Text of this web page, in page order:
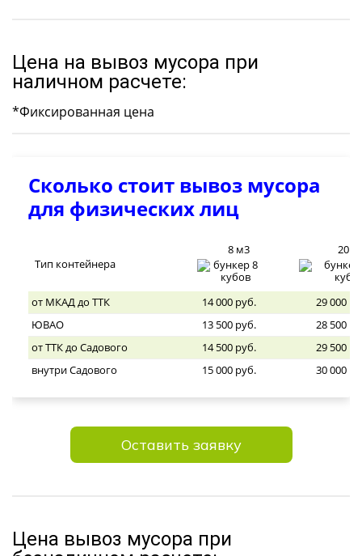
Цена на вывоз мусора при
наличном расчете:
*Фиксированная цена
Сколько стоит вывоз мусора
для физических лиц
Тип контейнера
8 м3 20
от МКАД до ТТК 14 000 руб.
29 000
ЮВАО
13 500 руб.
28 500
от ТТК до Садового
14 500 руб.
29 500
внутри Садового
15 000 руб. 30 000
Оставить заявку
Цена вывоз мусора при